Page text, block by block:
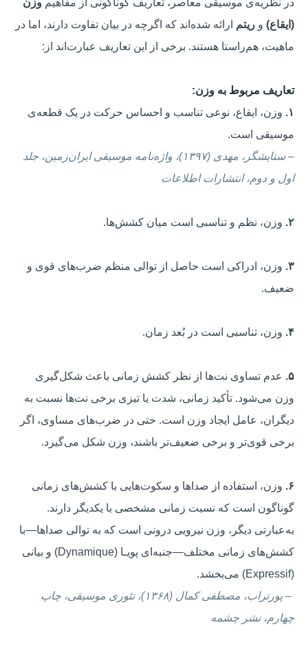
در نظریه‌ی موسیقی معاصر، تعاریف گوناگونی از مفاهیم وزن
(ایقاع) و ریتم ارائه شده‌اند که اگرچه در بیان تفاوت دارند، اما در
ماهیت، هم‌راستا هستند. برخی از این تعاریف عبارت‌اند از:
تعاریف مربوط به وزن:
۱.
وزن، ایقاع، نوعی تناسب و احساس حرکت در یک قطعه‌ی
موسیقی است.
–
ستایشگر، مهدی (۱۳۹۷)، واژه‌نامه موسیقی ایران‌زمین، جلد
اول و دوم، انتشارات اطلاعات
۲. وزن، نظم و تناسبی است میان کشش‌ها.
۳. وزن، ادراکی است حاصل از توالی منظم ضرب‌های قوی و
ضعیف.
۴. وزن، تناسبی است در بُعد زمان.
۵. عدم تساوی نت‌ها از نظر کشش زمانی باعث شکل‌گیری
وزن می‌شود. تأکید زمانی، شدت یا تیزی برخی نت‌ها نسبت به
دیگران، عامل ایجاد وزن است. حتی در ضرب‌های مساوی، اگر
برخی قوی‌تر و برخی ضعیف‌تر باشند، وزن شکل می‌گیرد.
۶.
وزن، استفاده از صداها و سکوت‌هایی با کشش‌های زمانی
گوناگون است که نسبت زمانی مشخصی با یکدیگر دارند.
به‌عبارتی دیگر، وزن نیرویی درونی است که به توالی صداها—با
کشش‌های زمانی مختلف—جنبه‌ای پویـا (Dynamique) و بیانی
(Expressif) می‌بخشد.
–
پورتراب، مصطفی کمال (۱۳۶۸)، تئوری موسیقی، چاپ
چهارم، نشر چشمه